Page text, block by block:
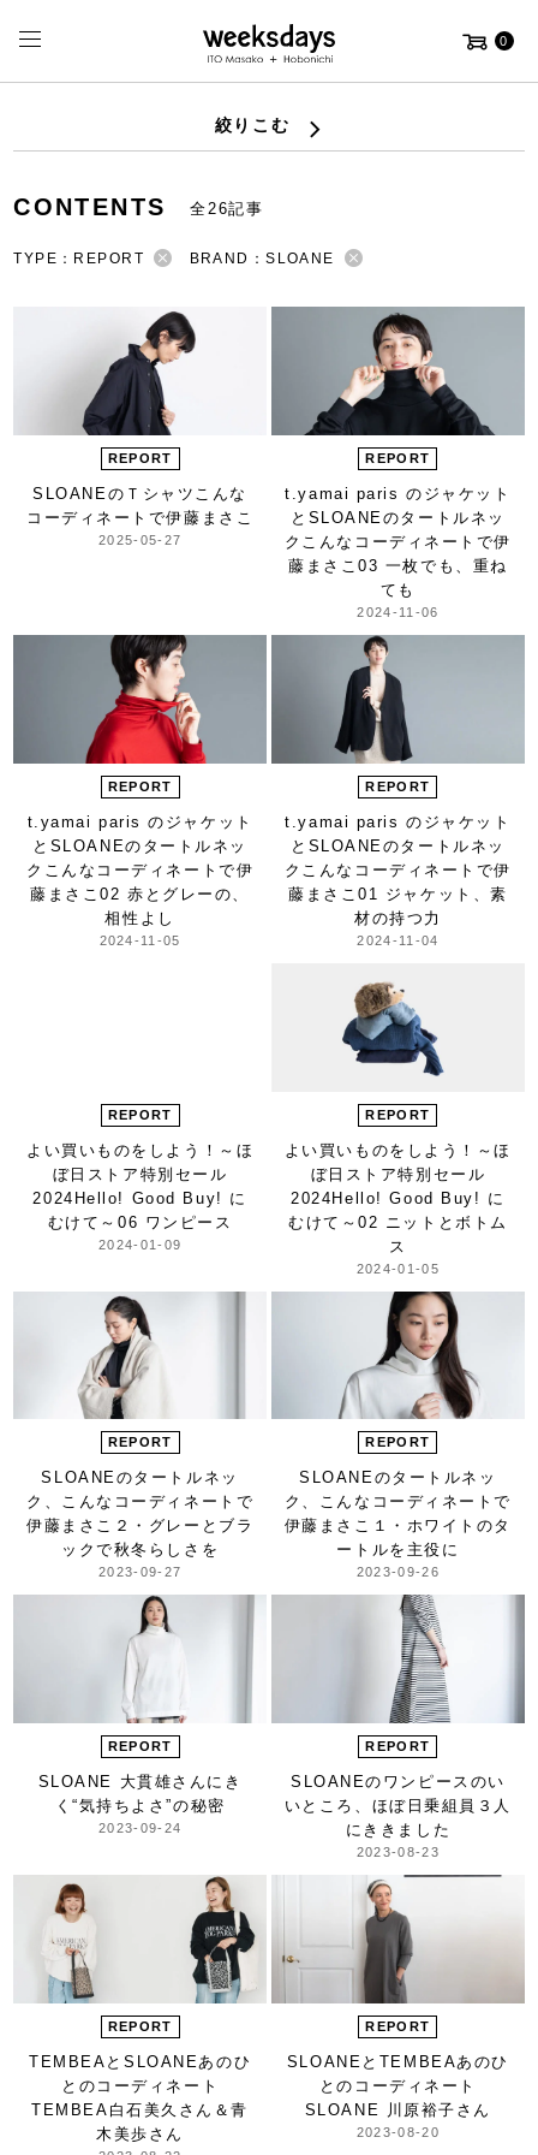
0
絞りこむ
CONTENTS 全26記事
TYPE：REPORT BRAND：SLOANE
REPORT
SLOANEのＴシャツ こんな
コーディネートで伊藤まさこ
2025-05-27
REPORT
t.yamai paris のジャケット
と SLOANEのタートルネッ
ク こんなコーディネートで伊
藤まさこ03 一枚でも、重ね
ても
2024-11-06
REPORT
t.yamai paris のジャケット
と SLOANEのタートルネッ
ク こんなコーディネートで伊
藤まさこ02 赤とグレーの、
相性よし
2024-11-05
REPORT
t.yamai paris のジャケット
と SLOANEのタートルネッ
ク こんなコーディネートで伊
藤まさこ01 ジャケット、素
材の持つ力
2024-11-04
REPORT
よい買いものをしよう！ ～ほ
ぼ日ストア特別セール
2024 Hello! Good Buy! に
むけて～ 06 ワンピース
2024-01-09
REPORT
よい買いものをしよう！ ～ほ
ぼ日ストア特別セール
2024Hello! Good Buy! に
むけて～02 ニットとボトム
ス
2024-01-05
REPORT
SLOANEのタートルネッ
ク、 こんなコーディネートで
伊藤まさこ ２・グレーとブラ
ックで秋冬らしさを
2023-09-27
REPORT
SLOANEのタートルネッ
ク、 こんなコーディネートで
伊藤まさこ １・ホワイトのタ
ートルを主役に
2023-09-26
REPORT
SLOANE 大貫雄さんにき
く“気持ちよさ”の秘密
2023-09-24
REPORT
SLOANEの ワンピースのい
いところ、 ほぼ日乗組員３人
にききました
2023-08-23
REPORT
TEMBEAとSLOANEあのひ
との コーディネート
TEMBEA 白石美久さん＆青
木美歩さん
REPORT
SLOANEとTEMBEAあのひ
との コーディネート
SLOANE 川原裕子さん
2023-08-20